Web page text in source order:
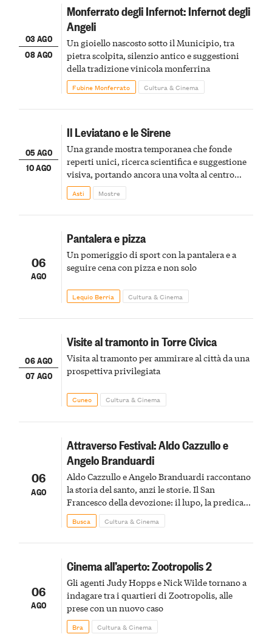
03 AGO
08 AGO
Monferrato degli Infernot: Infernot degli
Angeli
Un gioiello nascosto sotto il Municipio, tra
pietra scolpita, silenzio antico e suggestioni
della tradizione vinicola monferrina
Fubine Monferrato Cultura & Cinema
05 AGO
10 AGO
Il Leviatano e le Sirene
Una grande mostra temporanea che fonde
reperti unici, ricerca scientifica e suggestione
visiva, portando ancora una volta al centro
della scena le meraviglie del passato astigiano
Asti Mostre
06
AGO
Pantalera e pizza
Un pomeriggio di sport con la pantalera e a
seguire cena con pizza e non solo
Lequio Berria Cultura & Cinema
06 AGO
07 AGO
Visite al tramonto in Torre Civica
Visita al tramonto per ammirare al città da una
prospettiva privilegiata
Cuneo Cultura & Cinema
06
AGO
Attraverso Festival: Aldo Cazzullo e
Angelo Branduardi
Aldo Cazzullo e Angelo Branduardi raccontano
la storia del santo, anzi le storie. Il San
Francesco della devozione: il lupo, la predica
agli uccelli, le stimmate
Busca Cultura & Cinema
06
AGO
Cinema all’aperto: Zootropolis 2
Gli agenti Judy Hopps e Nick Wilde tornano a
indagare tra i quartieri di Zootropolis, alle
prese con un nuovo caso
Bra Cultura & Cinema